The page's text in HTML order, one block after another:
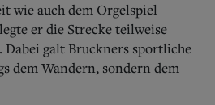
wie auch dem Orgelspiel
er die Strecke teilweise
galt Bruckners sportliche
dem Wandern, sondern dem